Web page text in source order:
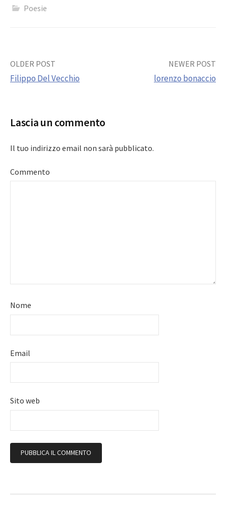
Poesie
Post
OLDER POST
Filippo Del Vecchio
NEWER POST
lorenzo bonaccio
Lascia un commento
Il tuo indirizzo email non sarà pubblicato.
Commento
Nome
Email
Sito web